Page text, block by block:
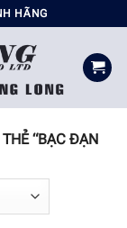
HÃNG
“BẠC ĐẠN